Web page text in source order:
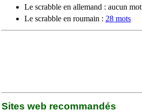
Le scrabble en allemand : aucun mot
Le scrabble en roumain : 28 mots
Sites web recommandés